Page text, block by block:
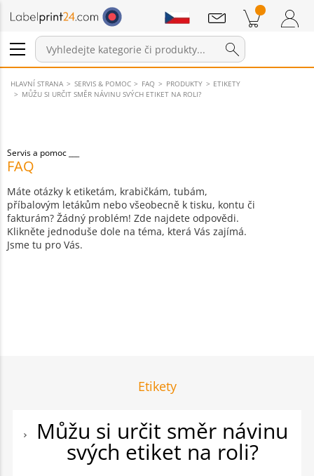
Přihlášení / Registrace
Položky v košíku Nákupní Košík
Sdělení
HLAVNÍ STRANA SERVIS & POMOC FAQ PRODUKTY
ETIKETY
MŮŽU SI URČIT SMĚR NÁVINU SVÝCH ETIKET NA ROLI?
Servis a pomoc
FAQ
Máte otázky k etiketám, krabičkám, tubám,
příbalovým letákům nebo všeobecně k tisku, kontu či
fakturám? Žádný problém! Zde najdete odpovědi.
Klikněte jednoduše dole na téma, která Vás zajímá.
Jsme tu pro Vás.
Etikety
Můžu si určit směr návinu
svých etiket na roli?